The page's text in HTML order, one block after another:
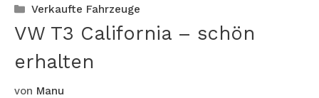
Kategorien
Verkaufte Fahrzeuge
VW T3 California – schön
erhalten
von Manu